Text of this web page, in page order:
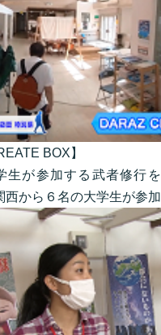
BOX】
生が参加する武者修行
西から６名の大学生が参加